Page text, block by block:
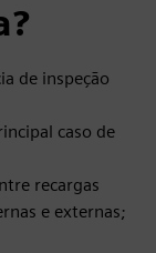
de inspeção
caso de
recargas
e externas;